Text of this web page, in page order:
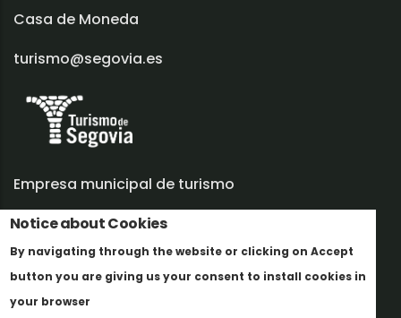
Notice about Cookies
By navigating through the website or clicking on Accept
button you are giving us your consent to install cookies in
your browser
Casa de Moneda
turismo@segovia.es
Empresa municipal de turismo
Trabaja con nosotros
Informes y documentación
Perfil del contratante